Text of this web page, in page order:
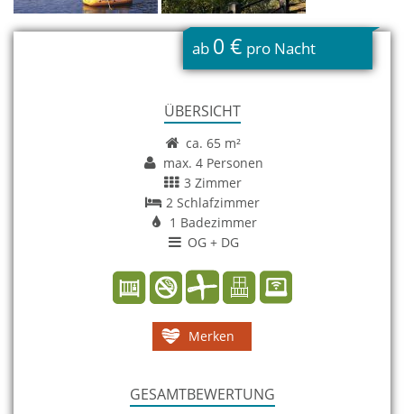
ab 0 € pro Nacht
ÜBERSICHT
ca. 65 m²
max. 4 Personen
3 Zimmer
2 Schlafzimmer
1 Badezimmer
OG + DG
Merken
GESAMTBEWERTUNG